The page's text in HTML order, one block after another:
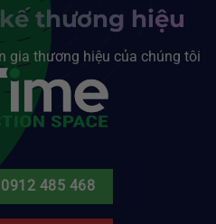
thương hiệu
gia thương hiệu của chúng tôi
485 468